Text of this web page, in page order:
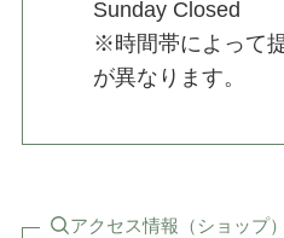
Sunday Closed
※時間帯によって
が異なります。
アクセス情報（ショップ）